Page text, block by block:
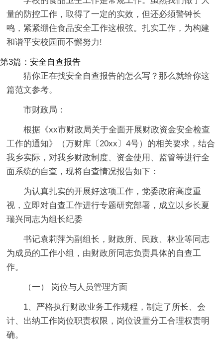
量的防控工作，取得了一定的实效，但还必须警钟长
鸣，紧紧绷住食品安全工作这根弦。扎实工作，为构建
和谐平安校园而不懈努力!
第3篇：安全自查报告
猜你正在找安全自查报告的怎么写？那么就给你这
篇范文参考。
市财政局：
根据《xx市财政局关于全面开展财政资金安全检查
工作的通知》（万财库〔20xx〕4号）的相关要求，结合
我乡实际，对我乡财政制度、资金使用、监管等进行全
面系统的自查，现将自查情况报告如下：
为认真扎实的开展好这项工作，党委政府高度重
视，立即对自查工作进行专题研究部署，成立以乡长夏
瑞兴同志为组长纪委
书记袁莉萍为副组长，财政所、民政、林业等同志
为成员的工作小组，由财政所同志负责具体的自查工
作。
（一） 岗位与人员管理方面
1、严格执行财政业务工作规程，制定了所长、会
计、出纳工作岗位职责权限，岗位设置分工合理权责明
确。